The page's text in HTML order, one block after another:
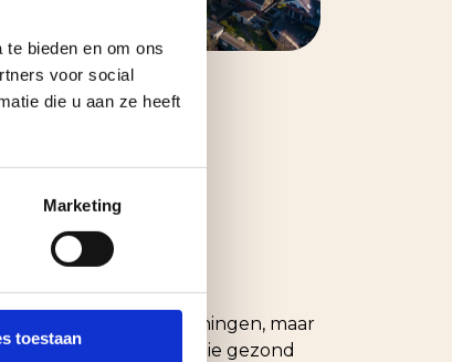
bieden en om ons
voor social
die u aan ze heeft
Marketing
toestaan
Niet alleen in woningen, maar
we initiatieven die gezond